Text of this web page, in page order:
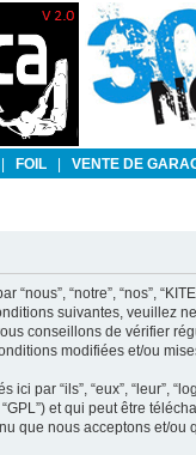
FOIL VENTE DE
“nous”, “notre”, “nos”,
suivantes, veuillez
conseillons de vérifier
modifiées et/ou
par “ils”, “eux”, “leur”,
et qui peut être
que nous acceptons et/